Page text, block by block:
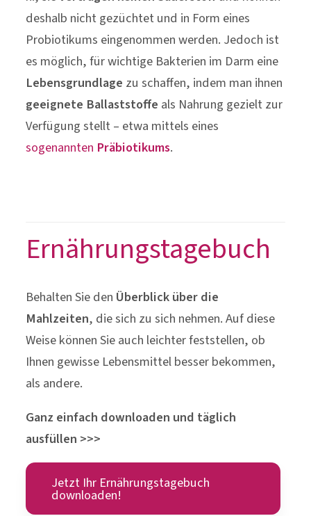
geeignete Ballaststoffe
Verfügung stellt – etwa mittels eines
Präbiotikums
Ernährungstagebuch
Weise können Sie auch leichter feststellen, ob
Ihnen gewisse Lebensmittel besser bekommen,
Ganz einfach downloaden und täglich
ausfüllen >>>
Jetzt Ihr Ernährungstagebuch